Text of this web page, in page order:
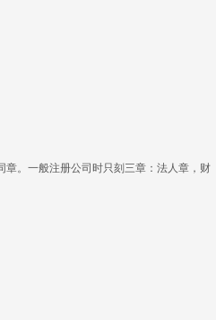
。一般注册公司时只刻三章：法人章，财